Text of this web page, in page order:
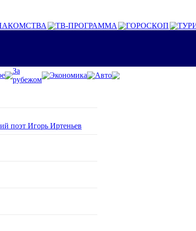
ТВ-ПРОГРАММА ГОРОСКОП
За
рубежом
Экономика
Авто
поэт Игорь Иртеньев